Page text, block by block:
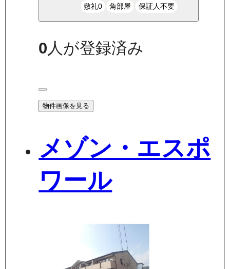
敷礼0 角部屋 保証人不要
0人が登録済み
物件画像を見る
メゾン・エスポ
ワール